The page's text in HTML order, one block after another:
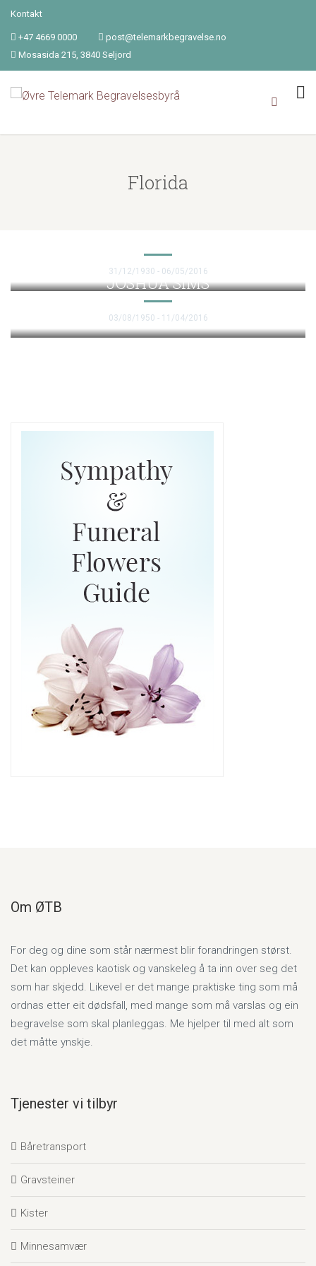
Kontakt
+47 4669 0000
post@telemarkbegravelse.no
Mosasida 215, 3840 Seljord
Florida
31/12/1930 - 06/05/2016
JOSHUA SIMS
03/08/1950 - 11/04/2016
Om ØTB
For deg og dine som står nærmest blir forandringen størst.
Det kan oppleves kaotisk og vanskeleg å ta inn over seg det
som har skjedd. Likevel er det mange praktiske ting som må
ordnas etter eit dødsfall, med mange som må varslas og ein
begravelse som skal planleggas. Me hjelper til med alt som
det måtte ynskje.
Tjenester vi tilbyr
Båretransport
Gravsteiner
Kister
Minnesamvær